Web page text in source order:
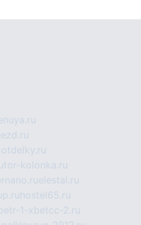
kolonka.ru
elestal.ru
hostel65.ru
1-xbetcc-2.ru